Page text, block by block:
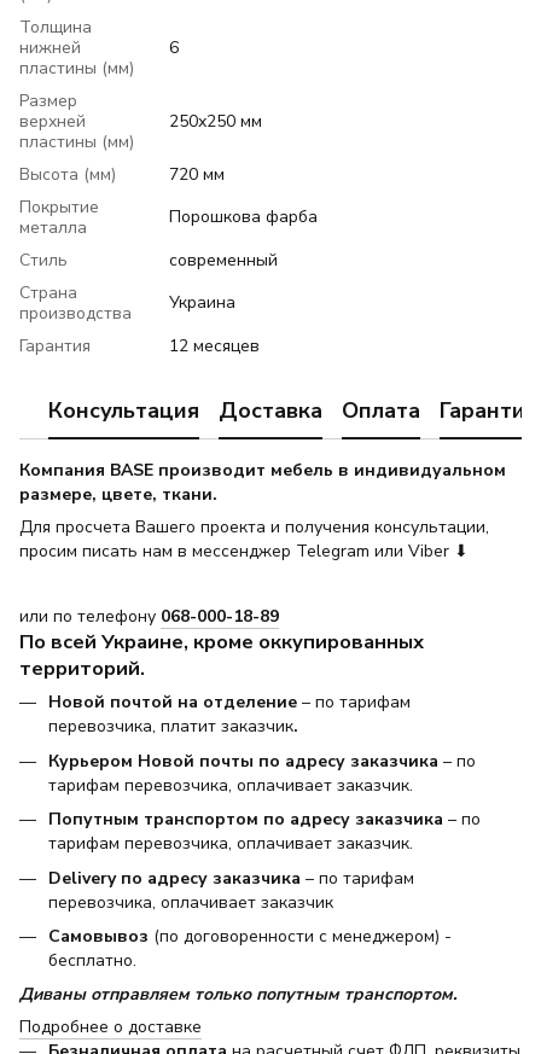
Толщина
нижней
пластины (мм)
6
Размер
верхней
пластины (мм)
250х250 мм
Высота (мм)
720 мм
Покрытие
металла
Порошкова фарба
Стиль
современный
Страна
производства
Украина
Гарантия
12 месяцев
Консультация Доставка Оплата Гарантия
Компания BASE производит мебель в индивидуальном
размере, цвете, ткани.
Для просчета Вашего проекта и получения консультации,
просим писать нам в мессенджер Telegram или Viber ⬇
или по телефону 068-000-18-89
По всей Украине, кроме оккупированных
территорий.
Новой почтой на отделение – по тарифам
перевозчика, платит заказчик.
Курьером Новой почты по адресу заказчика – по
тарифам перевозчика, оплачивает заказчик.
Попутным транспортом по адресу заказчика – по
тарифам перевозчика, оплачивает заказчик.
Delivery по адресу заказчика – по тарифам
перевозчика, оплачивает заказчик
Самовывоз (по договоренности с менеджером) -
бесплатно.
Диваны отправляем только попутным транспортом.
Подробнее о доставке